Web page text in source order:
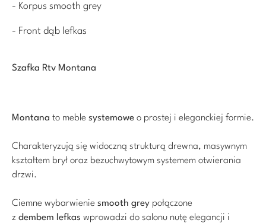
- Korpus smooth grey
- Front dąb lefkas
Szafka Rtv Montana
Montana to meble systemowe o prostej i eleganckiej formie.
Charakteryzują się widoczną strukturą drewna, masywnym
kształtem brył oraz bezuchwytowym systemem otwierania
drzwi.
Ciemne wybarwienie smooth grey połączone
z dembem lefkas wprowadzi do salonu nutę elegancji i